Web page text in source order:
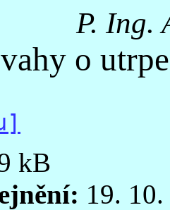
P. Ing.
o
kB
19.